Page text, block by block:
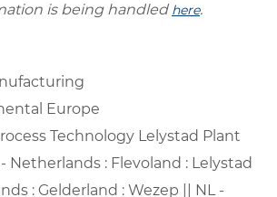
is being handled here.
Europe
Technology Lelystad Plant
Netherlands : Flevoland : Lelystad
: Gelderland : Wezep || NL -